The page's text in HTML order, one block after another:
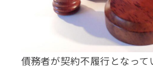
債務者が契約不履行となっ